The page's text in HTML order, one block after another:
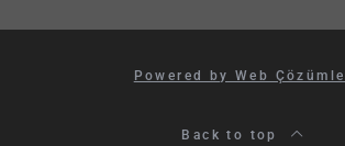
Powered by Web
Back to top